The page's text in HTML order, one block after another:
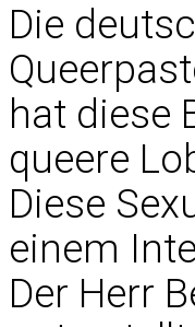
Die
hat diese
queere
Diese
einem
Der Herr